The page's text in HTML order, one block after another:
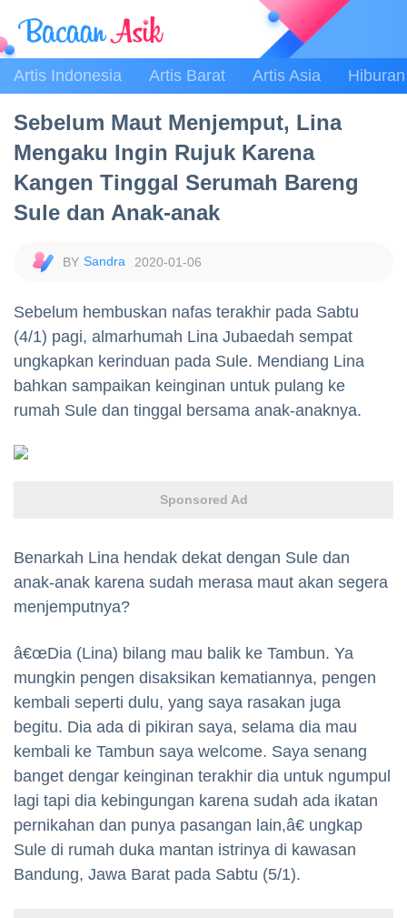
Artis Indonesia Artis Barat Artis Asia Hiburan
Sebelum Maut Menjemput, Lina
Mengaku Ingin Rujuk Karena
Kangen Tinggal Serumah Bareng
Sule dan Anak-anak
Sandra 2020-01-06
Sebelum hembuskan nafas terakhir pada Sabtu
(4/1) pagi, almarhumah Lina Jubaedah sempat
ungkapkan kerinduan pada Sule. Mendiang Lina
bahkan sampaikan keinginan untuk pulang ke
rumah Sule dan tinggal bersama anak-anaknya.
Sponsored Ad
Benarkah Lina hendak dekat dengan Sule dan
anak-anak karena sudah merasa maut akan segera
menjemputnya?
â€œDia (Lina) bilang mau balik ke Tambun. Ya
mungkin pengen disaksikan kematiannya, pengen
kembali seperti dulu, yang saya rasakan juga
begitu. Dia ada di pikiran saya, selama dia mau
kembali ke Tambun saya welcome. Saya senang
banget dengar keinginan terakhir dia untuk ngumpul
lagi tapi dia kebingungan karena sudah ada ikatan
pernikahan dan punya pasangan lain,â€ ungkap
Sule di rumah duka mantan istrinya di kawasan
Bandung, Jawa Barat pada Sabtu (5/1).